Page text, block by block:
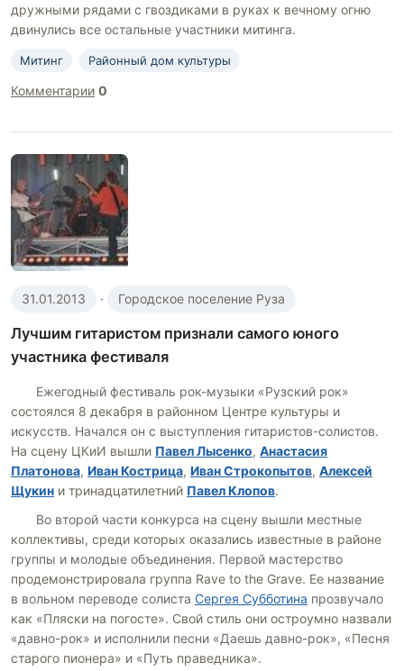
дружными рядами с гвоздиками в руках к вечному огню
двинулись все остальные участники митинга.
Митинг Районный дом культуры
Комментарии 0
31.01.2013 · Городское поселение Руза
Лучшим гитаристом признали самого юного
участника фестиваля
Ежегодный фестиваль рок-музыки «Рузский рок»
состоялся 8 декабря в районном Центре культуры и
искусств. Начался он с выступления гитаристов-солистов.
На сцену ЦКиИ вышли Павел Лысенко, Анастасия
Платонова, Иван Кострица, Иван Строкопытов, Алексей
Щукин и тринадцатилетний Павел Клопов.
Во второй части конкурса на сцену вышли местные
коллективы, среди которых оказались известные в районе
группы и молодые объединения. Первой мастерство
продемонстрировала группа Rave to the Grave. Ее название
в вольном переводе солиста Сергея Субботина прозвучало
как «Пляски на погосте». Свой стиль они остроумно назвали
«давно-рок» и исполнили песни «Даешь давно-рок», «Песня
старого пионера» и «Путь праведника».